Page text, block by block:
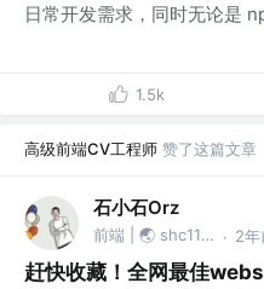
日常开发需求，同时无论是
1.5k
高级前端CV工程师 赞了这篇文章
石小石Orz
前端 | 🌏 shc1139874527 · 2年
赶快收藏！全网最佳